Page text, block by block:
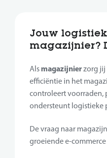
Jouw
magazijnier?
Als magazijnierzorg jij
efficiëntie in het
controleert voorraden,
ondersteunt logistieke
De vraag naar
groeiende e-